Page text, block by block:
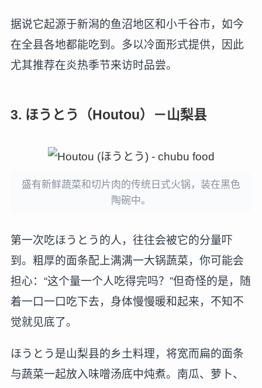
据说它起源于新潟的鱼沼地区和小千谷市，如今
在全县各地都能吃到。多以冷面形式提供，因此
尤其推荐在炎热季节来访时品尝。
3. ほうとう（Houtou）－山梨县
盛有新鲜蔬菜和切片肉的传统日式火锅，装在黑色
陶碗中。
第一次吃ほうとう的人，往往会被它的分量吓
到。粗厚的面条配上满满一大锅蔬菜，你可能会
担心：“这个量一个人吃得完吗？”但奇怪的是，随
着一口一口吃下去，身体慢慢暖和起来，不知不
觉就见底了。
ほうとう是山梨县的乡土料理，将宽而扁的面条
与蔬菜一起放入味噌汤底中炖煮。南瓜、萝卜、